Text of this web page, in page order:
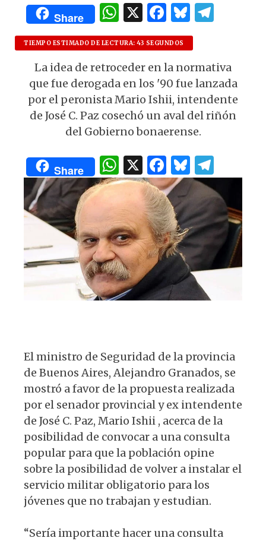
Share
W
h
at
s
A
p
p
X F
a
c
e
b
o
o
B
lu
es
k
y
g
ra
m
TIEMPO ESTIMADO DE LECTURA: 43 SEGUNDOS
La idea de retroceder en la normativa
que fue derogada en los '90 fue lanzada
por el peronista Mario Ishii, intendente
de José C. Paz cosechó un aval del riñón
del Gobierno bonaerense.
Share
W
h
at
s
A
p
p
X F
a
c
e
b
o
o
k
B
lu
es
k
y
el
e
g
ra
m
El ministro de Seguridad de la provincia
de Buenos Aires, Alejandro Granados, se
mostró a favor de la propuesta realizada
por el senador provincial y ex intendente
de José C. Paz, Mario Ishii , acerca de la
posibilidad de convocar a una consulta
popular para que la población opine
sobre la posibilidad de volver a instalar el
servicio militar obligatorio para los
jóvenes que no trabajan y estudian.
“Sería importante hacer una consulta